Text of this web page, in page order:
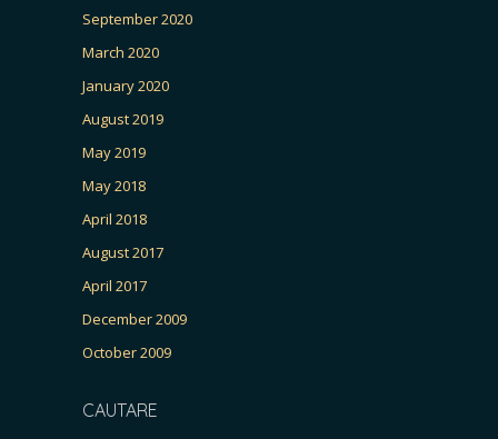
September 2020
March 2020
January 2020
August 2019
May 2019
May 2018
April 2018
August 2017
April 2017
December 2009
October 2009
CAUTARE